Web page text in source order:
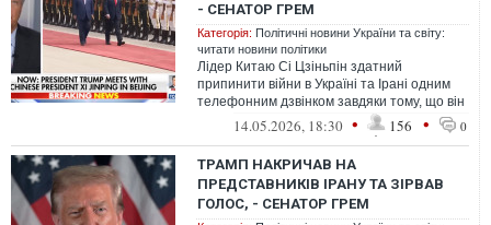
- СЕНАТОР ГРЕМ
Категорія: Політичні новини України та світу:
читати новини політики
Лідер Китаю Сі Цзіньпін здатний
припинити війни в Україні та Ірані одним
телефонним дзвінком завдяки тому, що він
залишається головним покупцем російс...
14.05.2026, 18:30 • 156 • 0
ТРАМП НАКРИЧАВ НА
ПРЕДСТАВНИКІВ ІРАНУ ТА ЗІРВАВ
ГОЛОС, - СЕНАТОР ГРЕМ